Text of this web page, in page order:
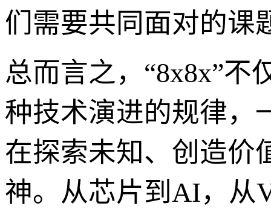
们需要共同面对的课
总而言之，“8x8x”不
种技术演进的规律，
在探索未知、创造价
神。从芯片到AI，从